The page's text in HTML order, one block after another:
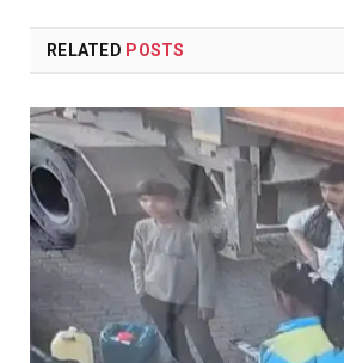
RELATED POSTS